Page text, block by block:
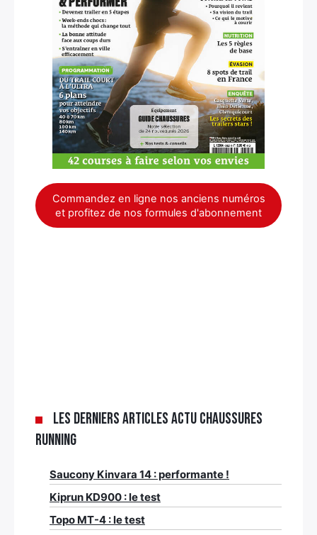
Commandez en ligne nos anciens numéros
et profitez de nos formules d'abonnement
Les derniers articles Actu chaussures
running
Saucony Kinvara 14 : performante !
Kiprun KD900 : le test
Topo MT-4 : le test